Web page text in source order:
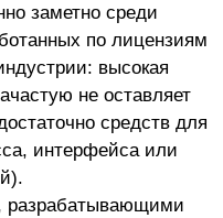
заметно среди
по лицензиям
высокая
не оставляет
средств для
интерфейса или
разрабатывающими